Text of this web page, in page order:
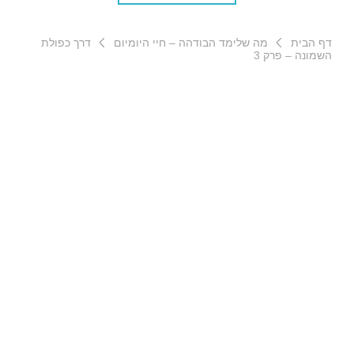
דף הבית מה שלימד הבודהה – חיי היומיום
דרך כפולת
השמונה – פרק 3